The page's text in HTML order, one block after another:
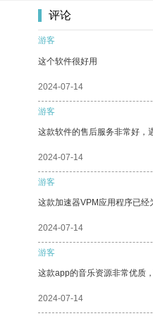
评论
游客
这个软件很好用
2024-07-14
游客
这款软件的售后服务非常好，
2024-07-14
游客
这款加速器VPM应用程序已
2024-07-14
游客
这款app的音乐资源非常优质
2024-07-14